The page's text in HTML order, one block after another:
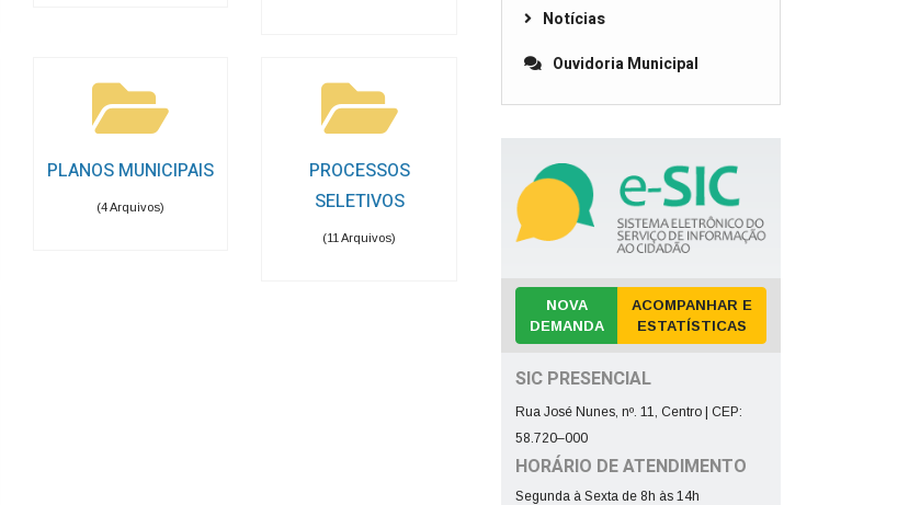
PLANOS MUNICIPAIS
(4 Arquivos)
PROCESSOS
SELETIVOS
(11 Arquivos)
Notícias
Ouvidoria Municipal
NOVA
DEMANDA
ACOMPANHAR E
ESTATÍSTICAS
SIC PRESENCIAL
Rua José Nunes, nº. 11, Centro | CEP:
58.720–000
HORÁRIO DE ATENDIMENTO
Segunda à Sexta de 8h às 14h